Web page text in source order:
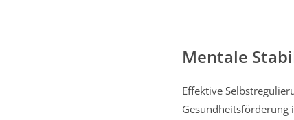
Mentale
Effektive
Gesundheitsförderung